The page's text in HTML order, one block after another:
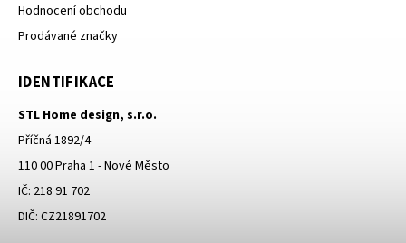
Hodnocení obchodu
Prodávané značky
IDENTIFIKACE
STL Home design, s.r.o.
Příčná 1892/4
110 00 Praha 1 - Nové Město
IČ: 218 91 702
DIČ: CZ21891702